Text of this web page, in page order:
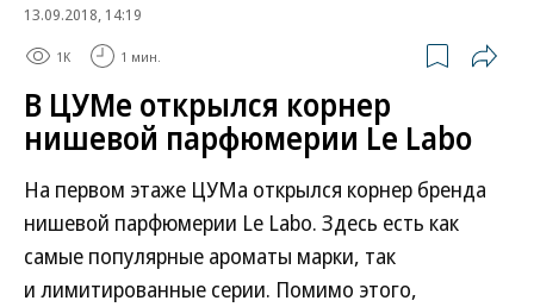
13.09.2018, 14:19
1K 1 мин.
В ЦУМе открылся корнер
нишевой парфюмерии Le Labo
На первом этаже ЦУМа открылся корнер бренда
нишевой парфюмерии Le Labo. Здесь есть как
самые популярные ароматы марки, так
и лимитированные серии. Помимо этого,